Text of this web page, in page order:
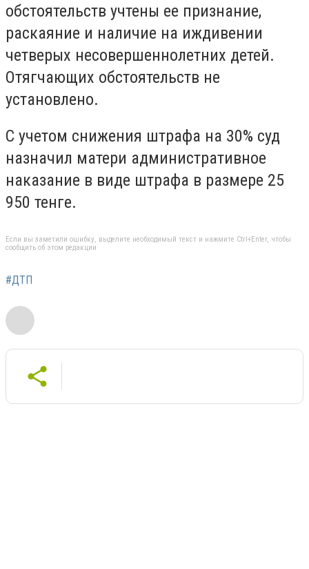
обстоятельств учтены ее признание,
раскаяние и наличие на иждивении
четверых несовершеннолетних детей.
Отягчающих обстоятельств не
установлено.
С учетом снижения штрафа на 30% суд
назначил матери административное
наказание в виде штрафа в размере 25
950 тенге.
Если вы заметили ошибку, выделите необходимый текст и нажмите Ctrl+Enter, чтобы
сообщить об этом редакции
#ДТП